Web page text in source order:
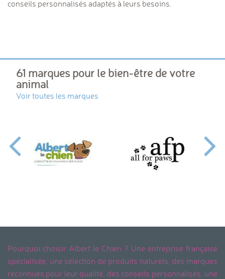
conseils personnalisés adaptés à leurs besoins.
61 marques pour le bien-être de votre
animal
Voir toutes les marques
Pourquoi choisir Albert le Chien ? Une entreprise française
spécialisée, une sélection de produits naturels, des marques
reconnues pour leur qualité, des conseils personnalisés, une